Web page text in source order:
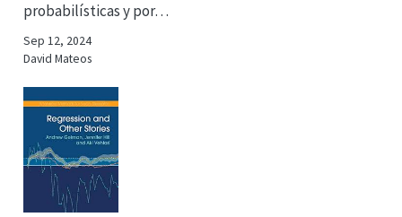
probabilísticas y por…
Sep 12, 2024
David Mateos